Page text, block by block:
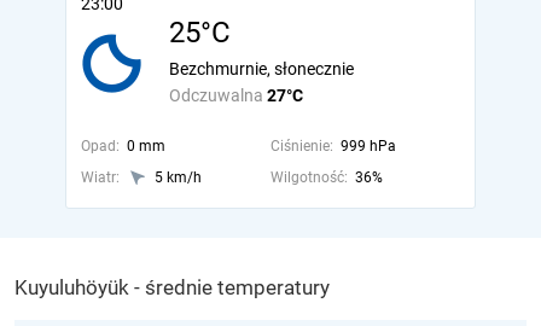
25°C
Odczuwalna 27°C
Bezchmurnie, słonecznie
Opad: 0 mm Ciśnienie: 999 hPa
Wiatr:
5 km/h Wilgotność: 36%
Kuyuluhöyük - średnie temperatury